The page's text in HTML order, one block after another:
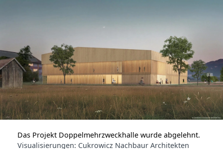
Das Projekt Doppelmehrzweckhalle wurde abgelehnt.
Visualisierungen: Cukrowicz Nachbaur Architekten